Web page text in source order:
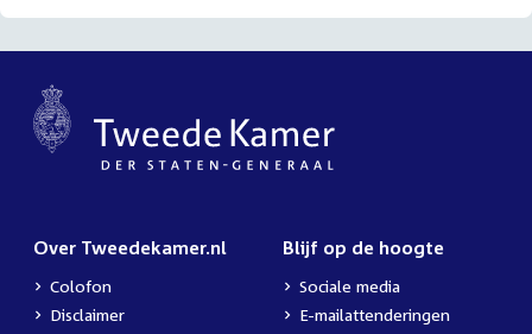
Over Tweedekamer.nl
Colofon
Disclaimer
Blijf op de hoogte
Sociale media
E-mailattenderingen